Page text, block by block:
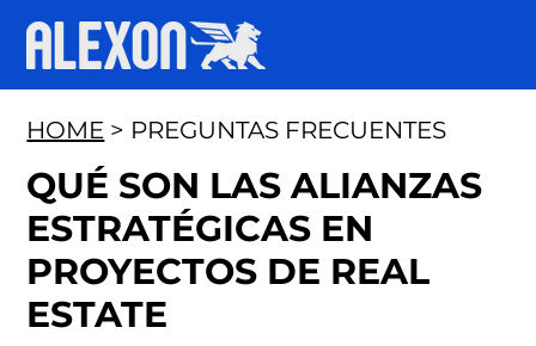
HOME > PREGUNTAS FRECUENTES
QUÉ SON LAS ALIANZAS
ESTRATÉGICAS EN
PROYECTOS DE REAL
ESTATE